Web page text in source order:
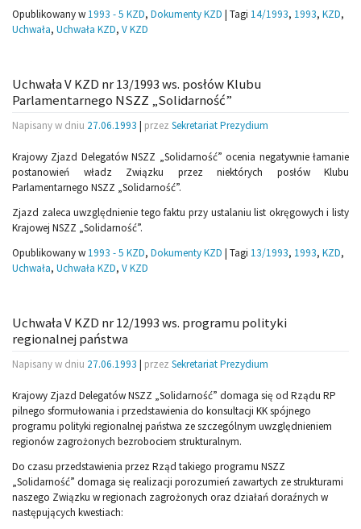
Opublikowany w 1993 - 5 KZD, Dokumenty KZD | Tagi 14/1993, 1993, KZD,
Uchwała, Uchwała KZD, V KZD
Uchwała V KZD nr 13/1993 ws. posłów Klubu
Parlamentarnego NSZZ „Solidarność”
Napisany w dniu 27.06.1993 | przez Sekretariat Prezydium
Krajowy Zjazd Delegatów NSZZ „Solidarność” ocenia negatywnie łamanie
postanowień władz Związku przez niektórych posłów Klubu
Parlamentarnego NSZZ „Solidarność”.
Zjazd zaleca uwzględnienie tego faktu przy ustalaniu list okręgowych i listy
Krajowej NSZZ „Solidarność”.
Opublikowany w 1993 - 5 KZD, Dokumenty KZD | Tagi 13/1993, 1993, KZD,
Uchwała, Uchwała KZD, V KZD
Uchwała V KZD nr 12/1993 ws. programu polityki
regionalnej państwa
Napisany w dniu 27.06.1993 | przez Sekretariat Prezydium
Krajowy Zjazd Delegatów NSZZ „Solidarność” domaga się od Rządu RP
pilnego sformułowania i przedstawienia do konsultacji KK spójnego
programu polityki regionalnej państwa ze szczególnym uwzględnieniem
regionów zagrożonych bezrobociem strukturalnym.
Do czasu przedstawienia przez Rząd takiego programu NSZZ
„Solidarność” domaga się realizacji porozumień zawartych ze strukturami
naszego Związku w regionach zagrożonych oraz działań doraźnych w
następujących kwestiach: